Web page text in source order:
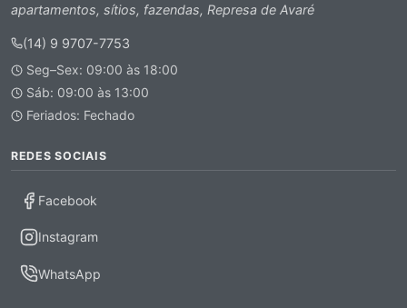
apartamentos, sítios, fazendas, Represa de Avaré
(14) 9 9707-7753
Seg–Sex: 09:00 às 18:00
Sáb: 09:00 às 13:00
Feriados: Fechado
REDES SOCIAIS
Facebook
Instagram
WhatsApp